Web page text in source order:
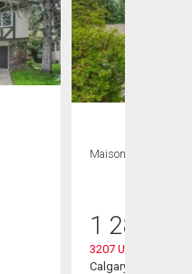
Maison
1 280
3207 Utah Place Nw
Calgary, AB